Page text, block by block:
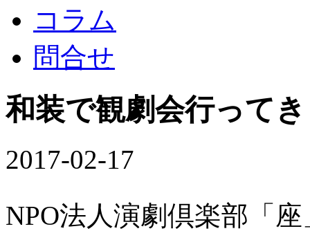
コラム
問合せ
和装で観劇会行って
2017-02-17
NPO法人演劇倶楽部「